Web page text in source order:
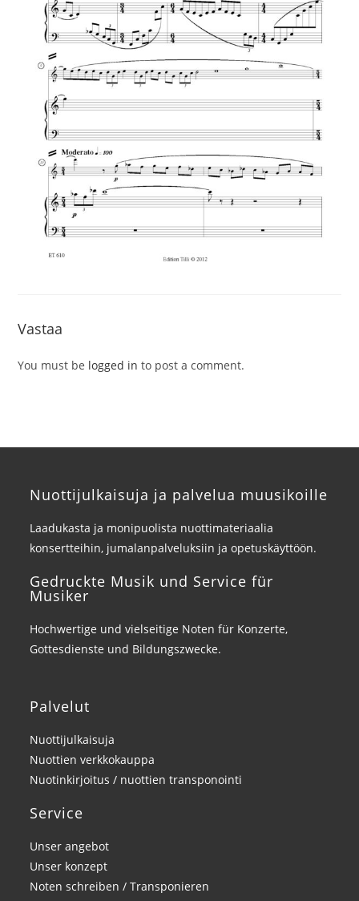
Vastaa
You must be logged in to post a comment.
Nuottijulkaisuja ja palvelua muusikoille
Laadukasta ja monipuolista nuottimateriaalia
konsertteihin, jumalanpalveluksiin ja opetuskäyttöön.
Gedruckte Musik und Service für
Musiker
Hochwertige und vielseitige Noten für Konzerte,
Gottesdienste und Bildungszwecke.
Palvelut
Nuottijulkaisuja
Nuottien verkkokauppa
Nuotinkirjoitus / nuottien transponointi
Service
Unser angebot
Unser konzept
Noten schreiben / Transponieren